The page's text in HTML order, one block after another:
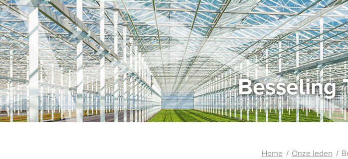
Besseling
Home Onze leden